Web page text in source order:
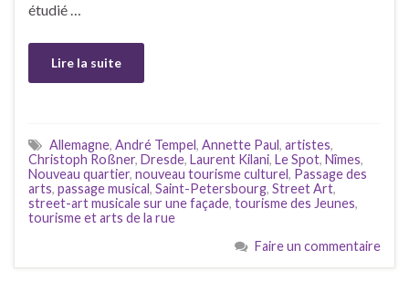
étudié …
Lire la suite
Allemagne, André Tempel, Annette Paul, artistes,
Christoph Roßner, Dresde, Laurent Kilani, Le Spot, Nîmes,
Nouveau quartier, nouveau tourisme culturel, Passage des
arts, passage musical, Saint-Petersbourg, Street Art,
street-art musicale sur une façade, tourisme des Jeunes,
tourisme et arts de la rue
Faire un commentaire